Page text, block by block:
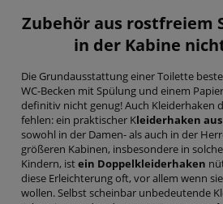
Zubehör aus rostfreiem
in der Kabine
Die Grundausstattung einer Toilette
WC-Becken mit Spülung und einem
definitiv nicht genug! Auch Kleiderhaken
fehlen: ein praktischer Kleiderhaken
sowohl in der Damen- als auch in der
größeren Kabinen, insbesondere in
Kindern, istein Doppelkleiderhaken
diese Erleichterung oft, vor allem wenn
wollen. Selbst scheinbar unbedeutende